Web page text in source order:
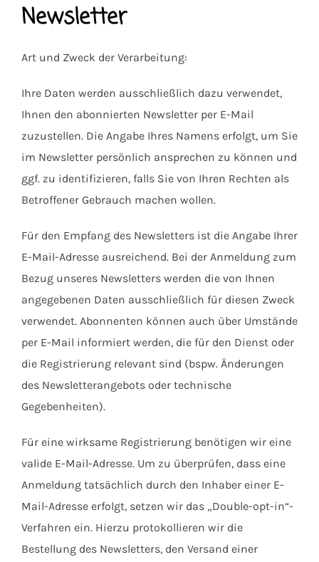
Newsletter
Art und Zweck der Verarbeitung:
Ihre Daten werden ausschließlich dazu verwendet,
Ihnen den abonnierten Newsletter per E-Mail
zuzustellen. Die Angabe Ihres Namens erfolgt, um Sie
im Newsletter persönlich ansprechen zu können und
ggf. zu identifizieren, falls Sie von Ihren Rechten als
Betroffener Gebrauch machen wollen.
Für den Empfang des Newsletters ist die Angabe Ihrer
E-Mail-Adresse ausreichend. Bei der Anmeldung zum
Bezug unseres Newsletters werden die von Ihnen
angegebenen Daten ausschließlich für diesen Zweck
verwendet. Abonnenten können auch über Umstände
per E-Mail informiert werden, die für den Dienst oder
die Registrierung relevant sind (bspw. Änderungen
des Newsletterangebots oder technische
Gegebenheiten).
Für eine wirksame Registrierung benötigen wir eine
valide E-Mail-Adresse. Um zu überprüfen, dass eine
Anmeldung tatsächlich durch den Inhaber einer E-
Mail-Adresse erfolgt, setzen wir das „Double-opt-in“-
Verfahren ein. Hierzu protokollieren wir die
Bestellung des Newsletters, den Versand einer